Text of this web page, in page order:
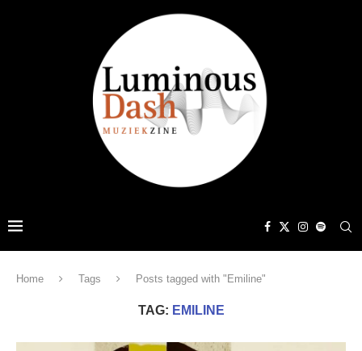
Home Tags Posts tagged with "Emiline"
TAG: EMILINE